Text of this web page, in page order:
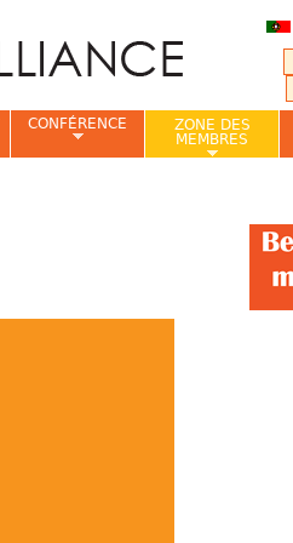
CONFÉRENCE
ZONE DES
MEMBRES